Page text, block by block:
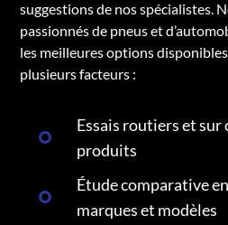
suggestions de nos spécialistes.
passionnés de pneus et
les meilleures options disponibles
plusieurs facteurs :
Essais routiers et
produits
Étude comparative
marques et modèles